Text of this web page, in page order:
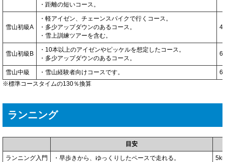
・距離の短いコース。
雪山初級A
・軽アイゼン、チェーンスパイクで行くコース。
・多少アップダウンのあるコース。
・雪上訓練ツアーを含む。
4
雪山初級B
・10本以上のアイゼンやピッケルを想定したコース。
・多少アップダウンのあるコース。
6
雪山中級 ・雪山経験者向けコースです。
6
※標準コースタイムの130％換算
ランニング
目安
ランニング入門
・早歩きから、ゆっくりしたペースで走れる。